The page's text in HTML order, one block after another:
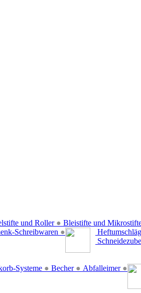
und Roller ● Bleistifte und
Schreibwaren ●
Systeme ● Becher ● Abfalleimer ●